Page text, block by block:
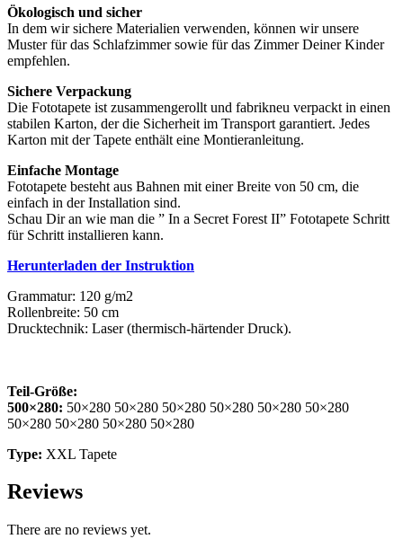
Ökologisch und sicher
In dem wir sichere Materialien verwenden, können wir unsere
Muster für das Schlafzimmer sowie für das Zimmer Deiner Kinder
empfehlen.
Sichere Verpackung
Die Fototapete ist zusammengerollt und fabrikneu verpackt in einen
stabilen Karton, der die Sicherheit im Transport garantiert. Jedes
Karton mit der Tapete enthält eine Montieranleitung.
Einfache Montage
Fototapete besteht aus Bahnen mit einer Breite von 50 cm, die
einfach in der Installation sind.
Schau Dir an wie man die ” In a Secret Forest II” Fototapete Schritt
für Schritt installieren kann.
Herunterladen der Instruktion
Grammatur: 120 g/m2
Rollenbreite: 50 cm
Drucktechnik: Laser (thermisch-härtender Druck).
Teil-Größe:
500×280: 50×280 50×280 50×280 50×280 50×280 50×280
50×280 50×280 50×280 50×280
Type: XXL Tapete
Reviews
There are no reviews yet.